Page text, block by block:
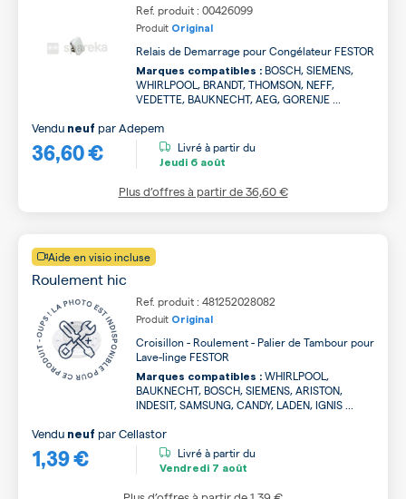
Ref. produit : 00426099
Produit Original
Relais de Demarrage pour Congélateur FESTOR
Marques compatibles : BOSCH, SIEMENS,
WHIRLPOOL, BRANDT, THOMSON, NEFF,
VEDETTE, BAUKNECHT, AEG, GORENJE ...
36,60 €
Vendu neuf parAdepem
Livré à partir du
Jeudi 6 août
Plus d’offres à partir de36,60 €
Aide en visio incluse
Roulement hic
Ref. produit : 481252028082
Produit Original
Croisillon - Roulement - Palier de Tambour pour
Lave-linge FESTOR
Marques compatibles : WHIRLPOOL,
BAUKNECHT, BOSCH, SIEMENS, ARISTON,
INDESIT, SAMSUNG, CANDY, LADEN, IGNIS ...
1,39 €
Vendu neuf parCellastor
Livré à partir du
Vendredi 7 août